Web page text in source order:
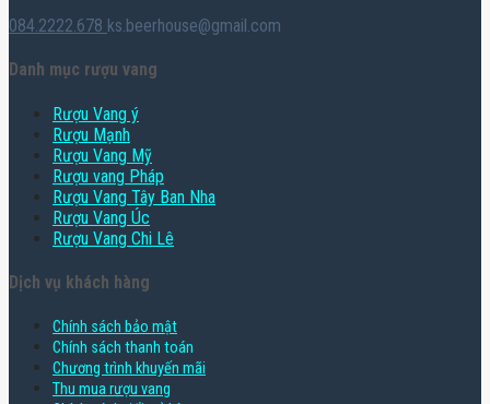
084.2222.678 ks.beerhouse@gmail.com
Danh mục rượu vang
Rượu Vang ý
Rượu Mạnh
Rượu Vang Mỹ
Rượu vang Pháp
Rượu Vang Tây Ban Nha
Rượu Vang Úc
Rượu Vang Chi Lê
Dịch vụ khách hàng
Chính sách bảo mật
Chính sách thanh toán
Chương trình khuyến mãi
Thu mua rượu vang